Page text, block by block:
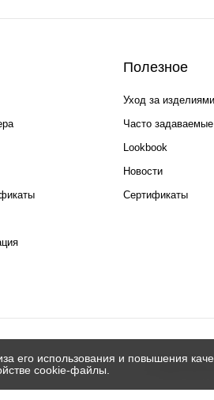
Полезное
Уход за изделиями
Часто
Lookbook
Новости
Сертификаты
его использования и повышения
cookie-файлы.